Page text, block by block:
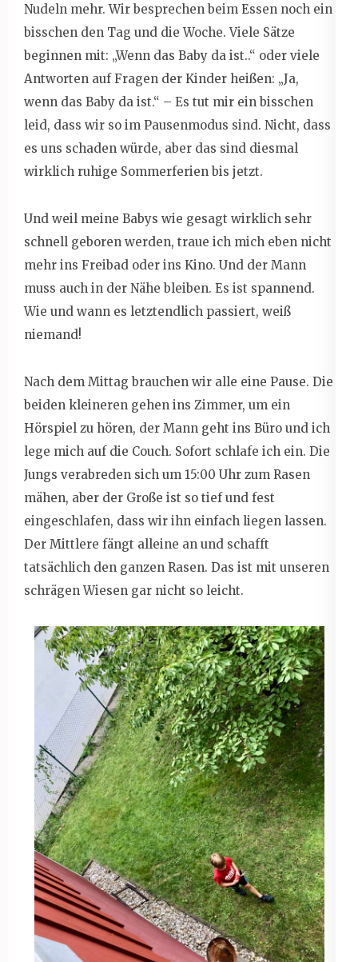
Nudeln mehr. Wir besprechen beim Essen noch ein
bisschen den Tag und die Woche. Viele Sätze
beginnen mit: „Wenn das Baby da ist..“ oder viele
Antworten auf Fragen der Kinder heißen: „Ja,
wenn das Baby da ist.“ – Es tut mir ein bisschen
leid, dass wir so im Pausenmodus sind. Nicht, dass
es uns schaden würde, aber das sind diesmal
wirklich ruhige Sommerferien bis jetzt.
Und weil meine Babys wie gesagt wirklich sehr
schnell geboren werden, traue ich mich eben nicht
mehr ins Freibad oder ins Kino. Und der Mann
muss auch in der Nähe bleiben. Es ist spannend.
Wie und wann es letztendlich passiert, weiß
niemand!
Nach dem Mittag brauchen wir alle eine Pause. Die
beiden kleineren gehen ins Zimmer, um ein
Hörspiel zu hören, der Mann geht ins Büro und ich
lege mich auf die Couch. Sofort schlafe ich ein. Die
Jungs verabreden sich um 15:00 Uhr zum Rasen
mähen, aber der Große ist so tief und fest
eingeschlafen, dass wir ihn einfach liegen lassen.
Der Mittlere fängt alleine an und schafft
tatsächlich den ganzen Rasen. Das ist mit unseren
schrägen Wiesen gar nicht so leicht.